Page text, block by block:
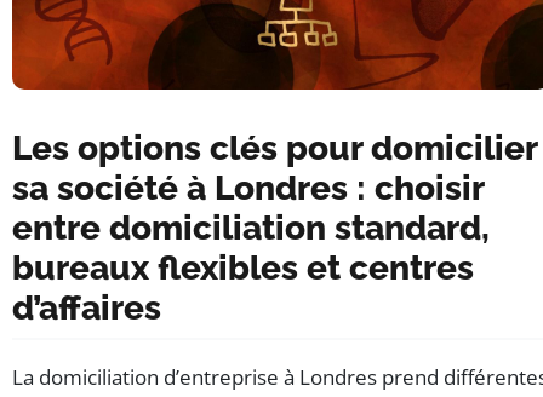
Les options clés pour domicilier
sa société à Londres : choisir
entre domiciliation standard,
bureaux flexibles et centres
d’affaires
La domiciliation d’entreprise à Londres prend